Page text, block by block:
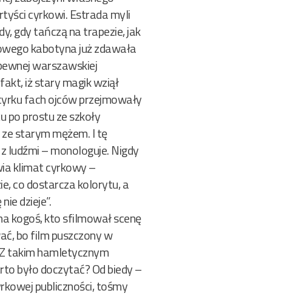
cyrkowi. Estrada myli
gdy tańczą na trapezie, jak
kabotyna już zdawała
warszawskiej
iż stary magik wziął
fach ojców przejmowały
po prostu ze szkoły
starym mężem. I tę
ludźmi – monologuje. Nigdy
klimat cyrkowy –
co dostarcza kolorytu, a
dzieje”.
kogoś, kto sfilmował scenę
bo film puszczony w
takim hamletycznym
było doczytać? Od biedy –
publiczności, tośmy